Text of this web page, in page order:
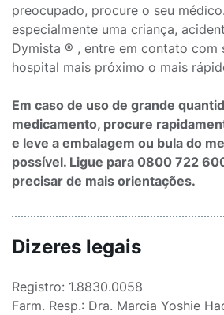
preocupado, procure o seu
especialmente uma criança,
Dymista ® , entre em contato com
hospital mais próximo o mais
Em caso de uso de grande
medicamento, procure
e leve a embalagem ou bula do
possível. Ligue para 0800 722
precisar de mais orientações.
Dizeres legais
Registro: 1.8830.0058
Farm. Resp.: Dra. Marcia Yoshie